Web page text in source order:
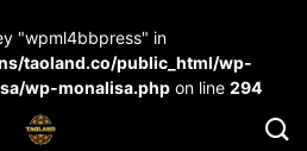
"wpml4bbpress" in
taoland.co/public_html/wp-
wp-monalisa.php on line 294